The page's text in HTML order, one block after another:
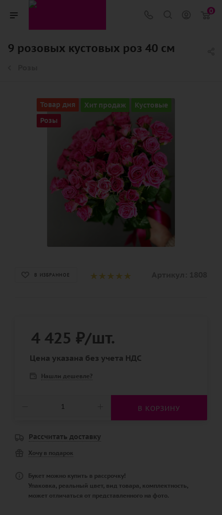
0
9 розовых кустовых роз 40 см
Товар дня Хит продаж Кустовые
Розы
В ИЗБРАННОЕ
4 425 ₽/шт.
Цена указана без учета НДС
Нашли дешевле?
В КОРЗИНУ
Рассчитать доставку
Хочу в подарок
Букет можно купить в рассрочку!
Упаковка, реальный цвет, вид товара, комплектность,
может отличаться от представленного на фото.